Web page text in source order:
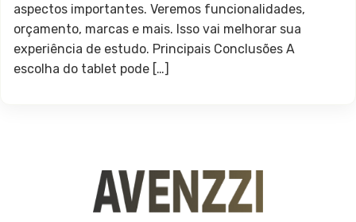
aspectos importantes. Veremos funcionalidades,
orçamento, marcas e mais. Isso vai melhorar sua
experiência de estudo. Principais Conclusões A
escolha do tablet pode […]